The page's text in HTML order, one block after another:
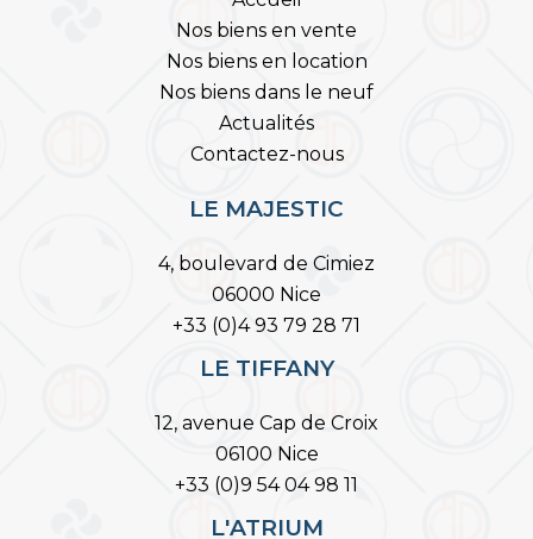
Nos biens en vente
Nos biens en location
Nos biens dans le neuf
Actualités
Contactez-nous
LE MAJESTIC
4, boulevard de Cimiez
06000 Nice
+33 (0)4 93 79 28 71
LE TIFFANY
12, avenue Cap de Croix
06100 Nice
+33 (0)9 54 04 98 11
L'ATRIUM